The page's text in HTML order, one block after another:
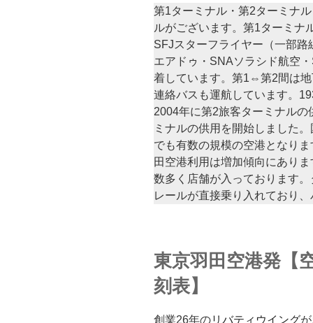
第1ターミナル・第2ターミナ
ルがございます。第1ターミナ
SFJスターフライヤー（一部
エアドゥ・SNAソラシド航空
着しています。第1⇔第2間は
連絡バスも運航しています。
2004年に第2旅客ターミナル
ミナルの供用を開始しました
でも有数の規模の空港となり
田空港利用は増加傾向にあり
数多く店舗が入っております
レールが直接乗り入れており
東京羽田空港発【
刻表】
創業26年のリバティウイング